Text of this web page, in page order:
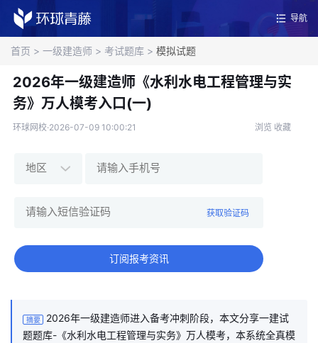
导航
首页 > 一级建造师 > 考试题库 > 模拟试题
2026年一级建造师《水利水电工程管理与实
务》万人模考入口(一)
环球网校·2026-07-09 10:00:21 浏览 收藏
获取验证码
订阅报考资讯
摘要
2026年一级建造师进入备考冲刺阶段，本文分享一建试
题题库-《水利水电工程管理与实务》万人模考，本系统全真模